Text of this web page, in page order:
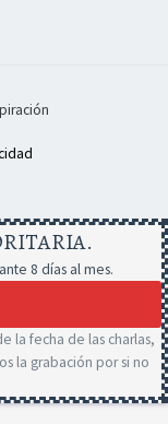
8 días al mes.
la fecha de las charlas,
la grabación por si no